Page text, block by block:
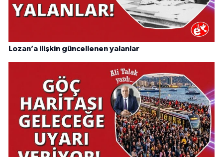
Lozan’a ilişkin güncellenen yalanlar